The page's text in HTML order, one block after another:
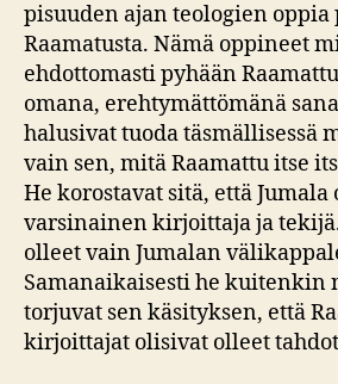
pisuuden ajan teologien oppia
Raamatusta. Nämä oppineet
ehdottomasti pyhään
omana, erehtymättömänä
halusivat tuoda täsmällisessä
vain sen, mitä Raamattu itse
He korostavat sitä, että Jumala
varsinainen kirjoittaja ja
olleet vain Jumalan
Samanaikaisesti he kuitenkin
torjuvat sen käsityksen, että
kirjoittajat olisivat olleet